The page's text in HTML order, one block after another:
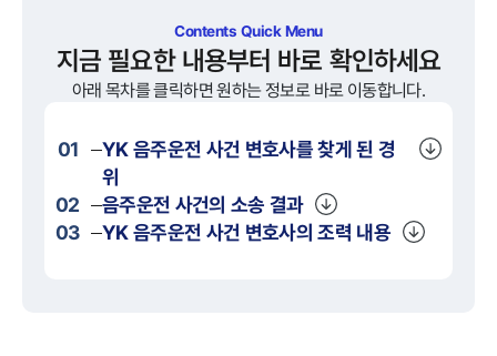
Contents Quick Menu
지금 필요한 내용부터 바로 확인하세요
아래 목차를 클릭하면 원하는 정보로 바로 이동합니다.
01 YK음주운전 사건 변호사를 찾게 된 경
위
02
음주운전 사건의 소송 결과
03
YK음주운전 사건 변호사의 조력 내용